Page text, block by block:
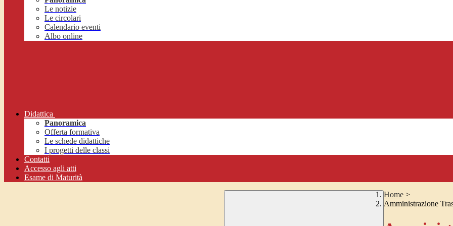
Le notizie
Le circolari
Calendario eventi
Albo online
Didattica
Panoramica
Offerta formativa
Le schede didattiche
I progetti delle classi
Contatti
Accesso agli atti
Esame di Maturità
Home >
Amministrazione